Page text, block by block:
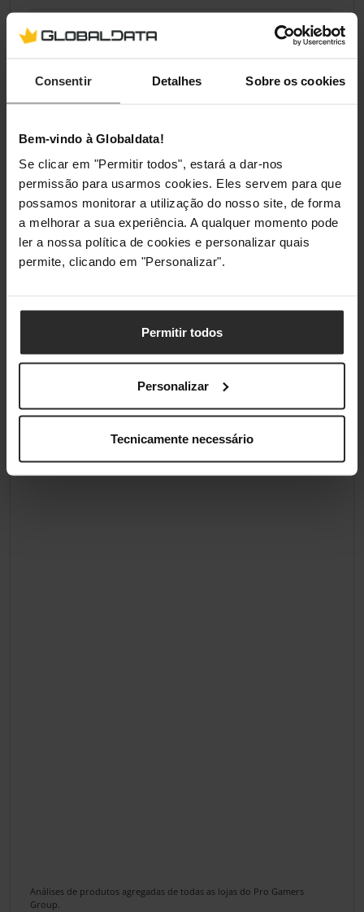
Consentir Detalhes Sobre os cookies
Bem-vindo à Globaldata!
Se clicar em "Permitir todos", estará a dar-nos
permissão para usarmos cookies. Eles servem para que
possamos monitorar a utilização do nosso site, de forma
a melhorar a sua experiência. A qualquer momento pode
ler a nossa política de cookies e personalizar quais
permite, clicando em "Personalizar".
Permitir todos
Personalizar
Tecnicamente necessário
Normas/Especificações
Binário 20 Nm
Iluminação
Iluminação / RGB Não
Classificações
Análises de produtos agregadas de todas as lojas do Pro Gamers
Group.